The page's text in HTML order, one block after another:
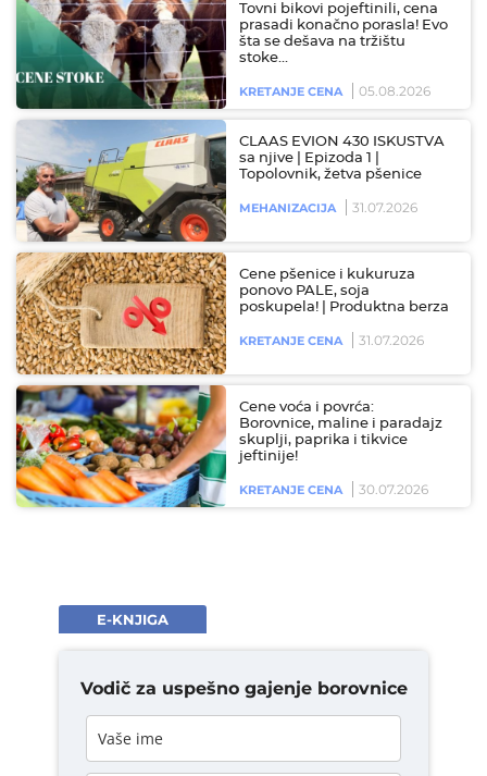
Tovni bikovi pojeftinili, cena
prasadi konačno porasla! Evo
šta se dešava na tržištu
stoke…
KRETANJE CENA 05.08.2026
CLAAS EVION 430 ISKUSTVA
sa njive | Epizoda 1 |
Topolovnik, žetva pšenice
MEHANIZACIJA 31.07.2026
Cene pšenice i kukuruza
ponovo PALE, soja
poskupela! | Produktna berza
KRETANJE CENA 31.07.2026
Cene voća i povrća:
Borovnice, maline i paradajz
skuplji, paprika i tikvice
jeftinije!
KRETANJE CENA 30.07.2026
E-KNJIGA
Vodič za uspešno gajenje borovnice